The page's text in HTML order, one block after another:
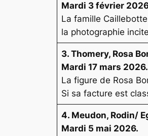
Mardi 3 février
La famille
la photographie
3. Thomery, Rosa
Mardi 17 mars 2026.
La figure de Rosa
Si sa facture est
4. Meudon, Rodin/
Mardi 5 mai 2026.